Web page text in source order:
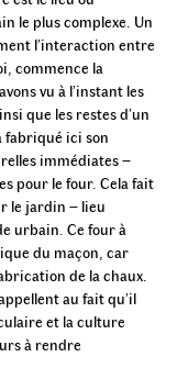
le plus complexe. Un
l’interaction entre
commence la
vu à l’instant les
que les restes d’un
fabriqué ici son
immédiates –
pour le four. Cela fait
le jardin – lieu
urbain. Ce four à
du maçon, car
de la chaux.
au fait qu’il
et la culture
à rendre